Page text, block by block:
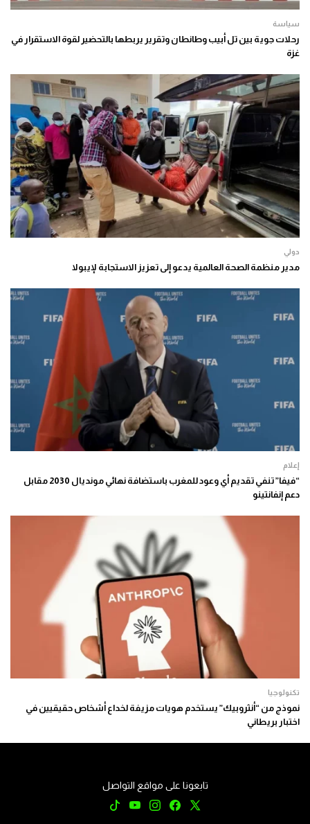
سياسة
رحلات جوية بين تل أبيب وطانطان وتقرير يربطها بالتحضير لقوة الاستقرار في
غزة
دولي
مدير منظمة الصحة العالمية يدعو إلى تعزيز الاستجابة لإيبولا
إعلام
“فيفا” تنفي تقديم أي وعود للمغرب باستضافة نهائي مونديال 2030 مقابل
دعم إنفانتينو
تكنولوجيا
نموذج من “أنثروبيك” يستخدم هويات مزيفة لخداع أشخاص حقيقيين في
اختبار بريطاني
تابعونا على مواقع التواصل